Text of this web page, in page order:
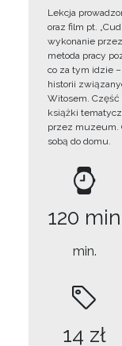
Lekcja
oraz film pt.
wykonanie
metoda pracy
co za tym idzie
historii
Witosem. Część
książki
przez muzeum.
sobą do domu.
120 min
min.
14 zł